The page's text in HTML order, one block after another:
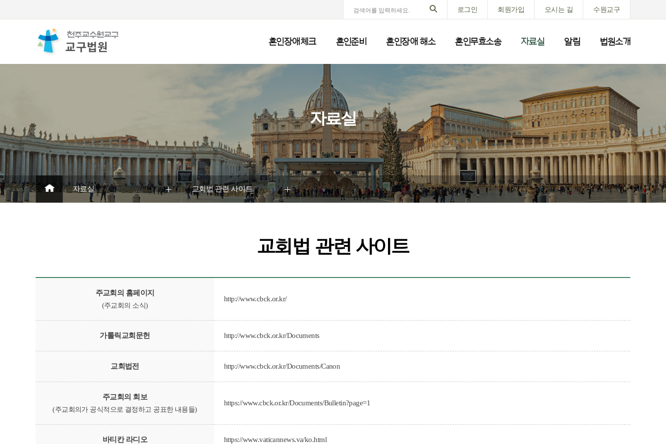
로그인 회원가입 오시는 길 수원교구
혼인장애체크 혼인준비 혼인장애 해소 혼인무효소송 자료실 알림 법원소개
자료실
자료실 교회법 관련 사이트
교회법 관련 사이트
주교회의 홈페이지
(주교회의 소식)
http://www.cbck.or.kr/
가톨릭교회문헌 http://www.cbck.or.kr/Documents
교회법전 http://www.cbck.or.kr/Documents/Canon
주교회의 회보
(주교회의가 공식적으로 결정하고 공표한 내용들)
https://www.cbck.or.kr/Documents/Bulletin?page=1
바티칸 라디오 https://www.vaticannews.va/ko.html